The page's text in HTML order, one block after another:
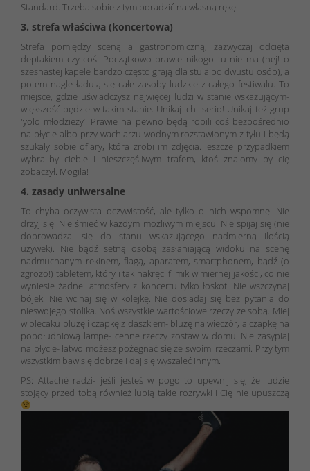
Standard. Trzeba sobie z tym poradzić na własną rękę.
3. strefa właściwa (koncertowa)
Strefa pomiędzy sceną a gastronomiczną, zazwyczaj odcięta
deptakiem czy coś. Początkowo prawie nikogo tu nie ma (hej! o
szesnastej kapele bardzo często grają dla stu albo dwustu osób), a
potem nagle ładują się całe zasoby ludzkie z całego festiwalu. To
miejsce, gdzie uświadczysz najwięcej ludzi w stanie wskazującym-
większość będzie w takim stanie. Unikaj ich- serio! Unikaj też grup
'yolo młodzieży’. Prawie na pewno będą robili coś bezpośrednio
na płycie albo przy wachlarzu wodnym rozstawionym z tyłu i będą
szukały sobie ofiary, która zrobi im zdjęcia. Jeszcze przypadkiem
wybraliby ciebie i nieszczęśliwym trafem, ktoś znajomy by cię
zobaczył. Mogiła!
4. zasady uniwersalne
To chyba oczywista oczywistość, ale tylko o nich wspomnę. Nie
drzyj się. Nie śmieć w każdym możliwym miejscu. Nie spijaj się (nie
doprowadzaj się do stanu wskazującego nadmierną ilością
używek). Nie bądź setną osobą zasłaniającą widoku na scenę
nadmuchanym rekinem, flagą, aparatem, smartphonem, bądź (o
zgrozo!) tabletem, który i tak nakręci filmik w miernej jakości, co nie
wyniesie żadnej atmosfery z koncertu tylko łoskot. Nie wszczynaj
bójek. Nie wcinaj się w kolejkę. Nie dosiadaj się bez pytania do
nieswojego stolika. Noś wszystkie wartościowe rzeczy ze sobą. Miej
w plecaku bluzę i czapkę z daszkiem- bluzę na wieczór, a czapkę na
popołudniową lampę- cenne rzeczy zostaw w domu. Nie zasypiaj
na płycie- łatwo możesz pożegnać się ze swoimi rzeczami. Przy tym
wszystkim baw się dobrze i daj się wyszaleć innym.
PS: Attaché radzi- jeśli jesteś w pogo to upewnij się, że ludzie
stojący przed tobą również lubią takie rozrywki i Cię nie upuszczą